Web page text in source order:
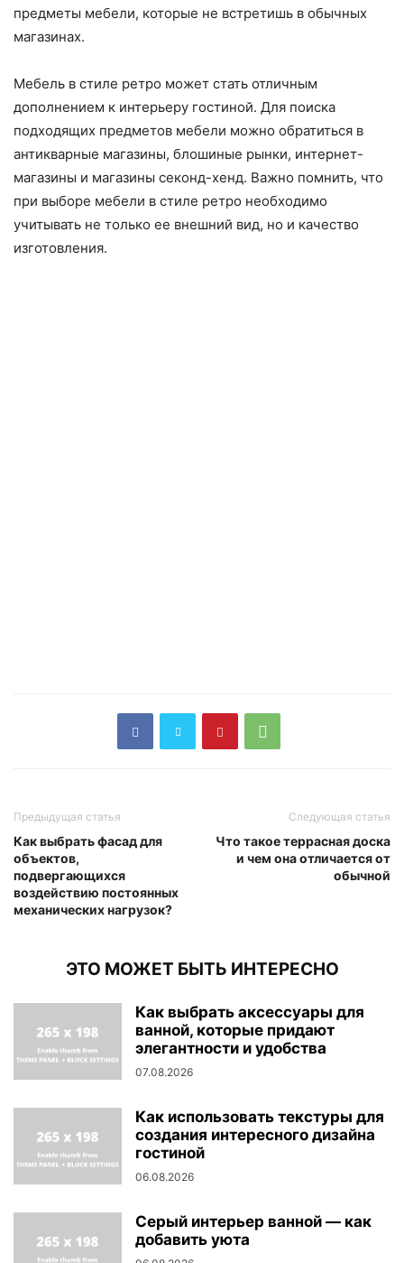
предметы мебели, которые не встретишь в обычных
магазинах.
Мебель в стиле ретро может стать отличным
дополнением к интерьеру гостиной. Для поиска
подходящих предметов мебели можно обратиться в
антикварные магазины, блошиные рынки, интернет-
магазины и магазины секонд-хенд. Важно помнить, что
при выборе мебели в стиле ретро необходимо
учитывать не только ее внешний вид, но и качество
изготовления.
Предыдущая статья
Как выбрать фасад для
объектов,
подвергающихся
воздействию постоянных
механических нагрузок?
Следующая статья
Что такое террасная доска
и чем она отличается от
обычной
ЭТО МОЖЕТ БЫТЬ ИНТЕРЕСНО
Как выбрать аксессуары для
ванной, которые придают
элегантности и удобства
07.08.2026
Как использовать текстуры для
создания интересного дизайна
гостиной
06.08.2026
Серый интерьер ванной — как
добавить уюта